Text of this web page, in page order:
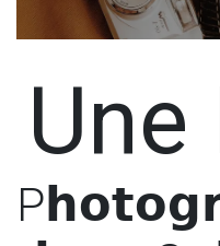
Une